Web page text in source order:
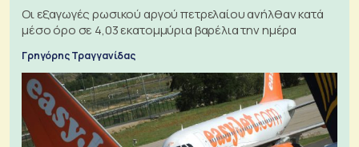
Οι εξαγωγές ρωσικού αργού πετρελαίου ανήλθαν κατά
μέσο όρο σε 4,03 εκατομμύρια βαρέλια την ημέρα
Γρηγόρης Τραγγανίδας